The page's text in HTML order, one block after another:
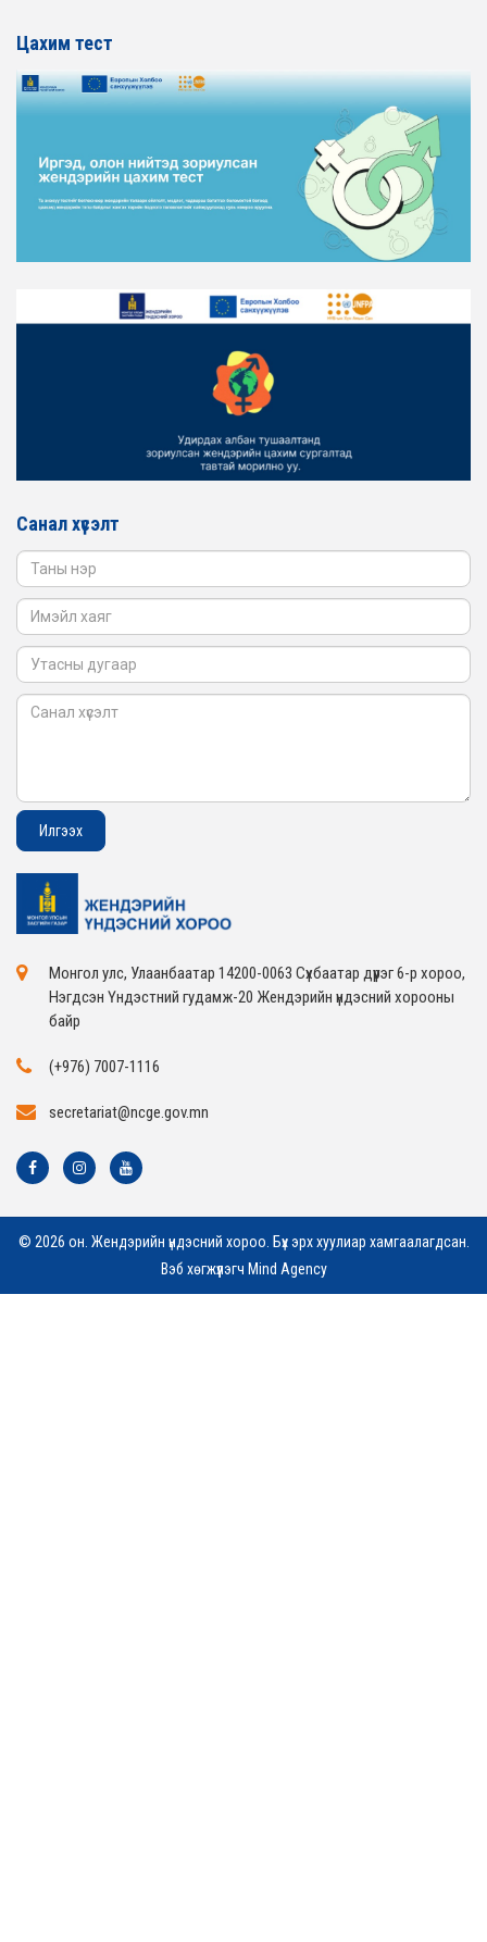
Цахим тест
Санал хүсэлт
Монгол улс, Улаанбаатар 14200-0063 Сүхбаатар дүүрэг 6-р хороо,
Нэгдсэн Үндэстний гудамж-20 Жендэрийн үндэсний хорооны
байр
(+976) 7007-1116
secretariat@ncge.gov.mn
© 2026 он. Жендэрийн үндэсний хороо. Бүх эрх хуулиар хамгаалагдсан.
Вэб хөгжүүлэгч Mind Agency